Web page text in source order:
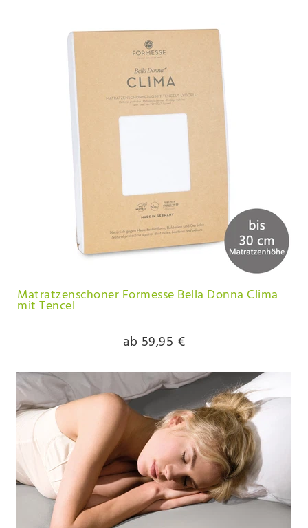
Matratzenschoner Formesse Bella Donna Clima
mit Tencel
ab 59,95 €